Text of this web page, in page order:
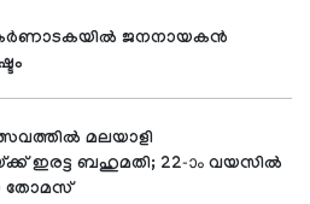
കര്‍ണാടകയില്‍ ജനനായകന്‍
മലയാളി
ഇരട്ട ബഹുമതി; 22-ാം വയസില്‍
തോമസ്